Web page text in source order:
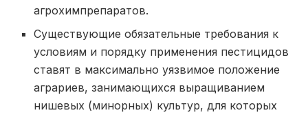
агрохимпрепаратов.
Существующие обязательные требования к
условиям и порядку применения пестицидов
ставят в максимально уязвимое положение
аграриев, занимающихся выращиванием
нишевых (минорных) культур, для которых